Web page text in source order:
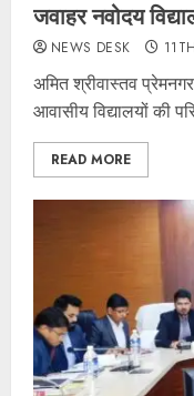
जवाहर नवोदय
NEWS DESK
अमित श्रीवास्तव
आवासीय विद्यालयों की
READ MORE